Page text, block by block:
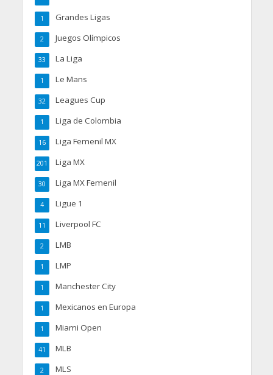
Grandes Ligas
1
Juegos Olímpicos
2
La Liga
33
Le Mans
1
Leagues Cup
32
Liga de Colombia
1
Liga Femenil MX
16
Liga MX
201
Liga MX Femenil
30
Ligue 1
4
Liverpool FC
11
LMB
2
LMP
1
Manchester City
1
Mexicanos en Europa
1
Miami Open
1
MLB
41
MLS
2